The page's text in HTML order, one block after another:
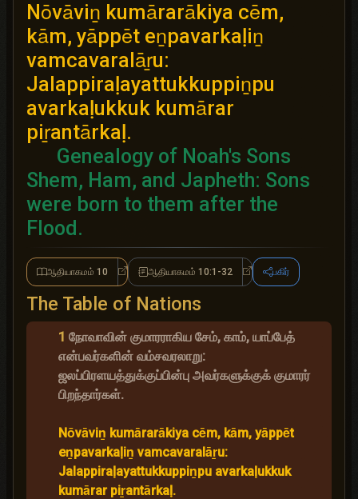
Nōvāviṉ kumārarākiya cēm,
kām, yāppēt eṉpavarkaḷiṉ
vamcavaralāṟu:
Jalappiraḷayattukkuppiṉpu
avarkaḷukkuk kumārar
piṟantārkaḷ.
Genealogy of Noah's Sons
Shem, Ham, and Japheth: Sons
were born to them after the
Flood.
ஆதியாகமம் 10 ஆதியாகமம் 10
ஆதியாகமம் 10:1-32 ஆதியாகமம் 10:1-32
பகிர்
The Table of Nations
1 நோவாவின் குமாரராகிய சேம், காம், யாப்பேத்
என்பவர்களின் வம்சவரலாறு:
ஜலப்பிரளயத்துக்குப்பின்பு அவர்களுக்குக் குமாரர்
பிறந்தார்கள்.
Nōvāviṉ kumārarākiya cēm, kām, yāppēt
eṉpavarkaḷiṉ vamcavaralāṟu:
Jalappiraḷayattukkuppiṉpu avarkaḷukkuk
kumārar piṟantārkaḷ.